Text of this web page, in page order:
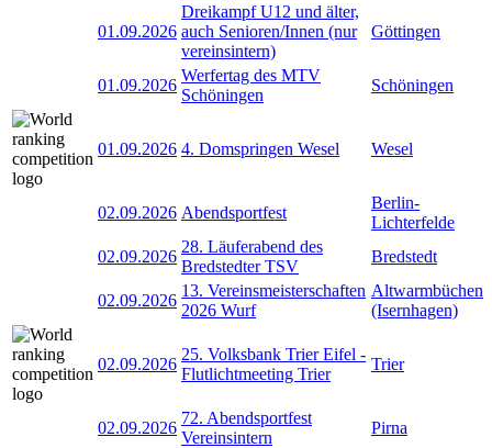
01.09.2026
Dreikampf U12 und älter,
auch Senioren/Innen (nur
vereinsintern)
Göttingen
01.09.2026
Werfertag des MTV
Schöningen
Schöningen
01.09.2026 4. Domspringen Wesel Wesel
02.09.2026 Abendsportfest
Berlin-
Lichterfelde
02.09.2026
28. Läuferabend des
Bredstedter TSV
Bredstedt
02.09.2026
13. Vereinsmeisterschaften
2026 Wurf
Altwarmbüchen
(Isernhagen)
02.09.2026
25. Volksbank Trier Eifel -
Flutlichtmeeting Trier
Trier
02.09.2026
72. Abendsportfest
Vereinsintern
Pirna